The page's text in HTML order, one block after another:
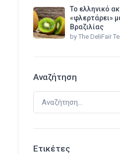
Το ελληνικό
«φλερτάρει»
Βραζιλίας
by The DeliFair
Αναζήτηση
Αναζήτηση για:
Ετικέτες